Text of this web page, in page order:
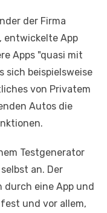
der Firma
entwickelte App
Apps "quasi mit
sich beispielsweise
von Privatem
Autos die
Testgenerator
an. Der
durch eine App und
und vor allem,